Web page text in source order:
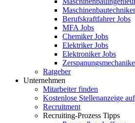
Berufskraftfahrer Jobs
MFA Jobs
Chemiker Jobs
Elektriker Jobs
Elektroniker Jobs
Ratgeber
Unternehmen
Mitarbeiter finden
Kostenlose Stellenanzeige
Recruitment
Recruiting-Prozess Tipps